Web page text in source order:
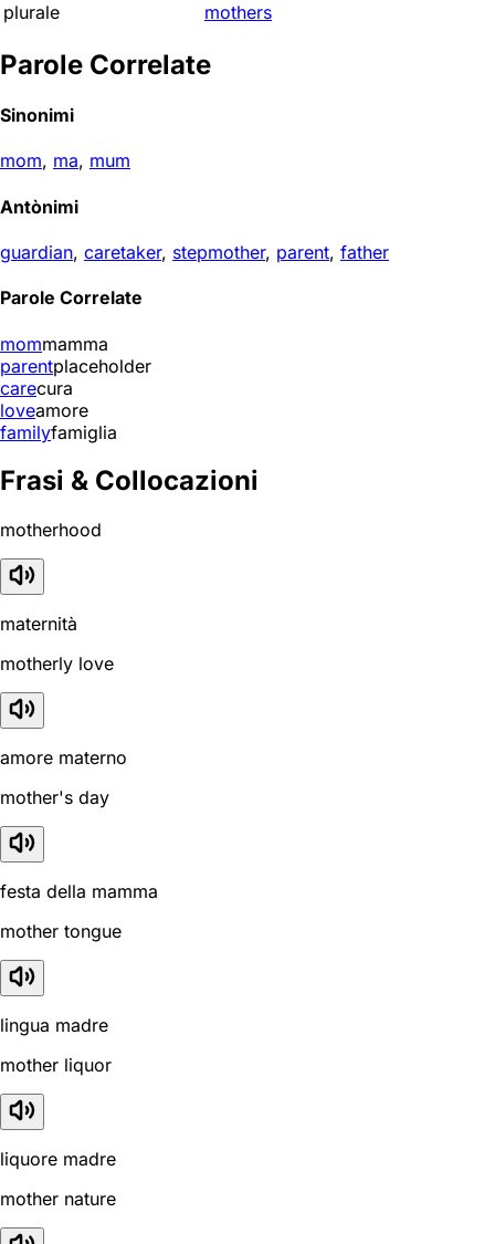
plurale
mothers
Parole Correlate
Sinonimi
mom, ma, mum
Antònimi
guardian, caretaker, stepmother, parent, father
Parole Correlate
mommamma
parentplaceholder
carecura
loveamore
familyfamiglia
Frasi & Collocazioni
motherhood
maternità
motherly love
amore materno
mother's day
festa della mamma
mother tongue
lingua madre
mother liquor
liquore madre
mother nature